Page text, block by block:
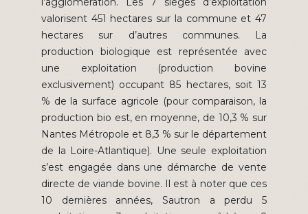
valorisent 451 hectares sur la commune et 47
hectares sur d’autres communes. La
production biologique est représentée avec
une exploitation (production bovine
exclusivement) occupant 85 hectares, soit 13
% de la surface agricole (pour comparaison, la
production bio est, en moyenne, de 10,3 % sur
Nantes Métropole et 8,3 % sur le département
de la Loire-Atlantique). Une seule exploitation
s’est engagée dans une démarche de vente
directe de viande bovine. Il est à noter que ces
10 dernières années, Sautron a perdu 5